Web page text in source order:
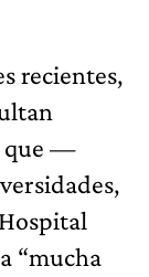
recientes,
que —
“mucha